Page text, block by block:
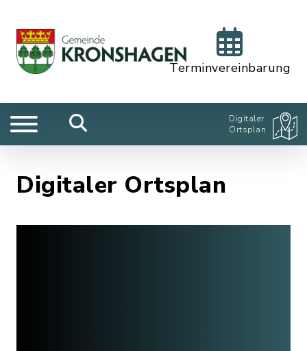
Terminvereinbarung
Digitaler
Ortsplan
Digitaler Ortsplan